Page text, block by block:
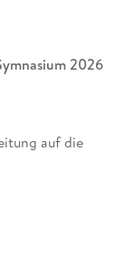
2026
auf die